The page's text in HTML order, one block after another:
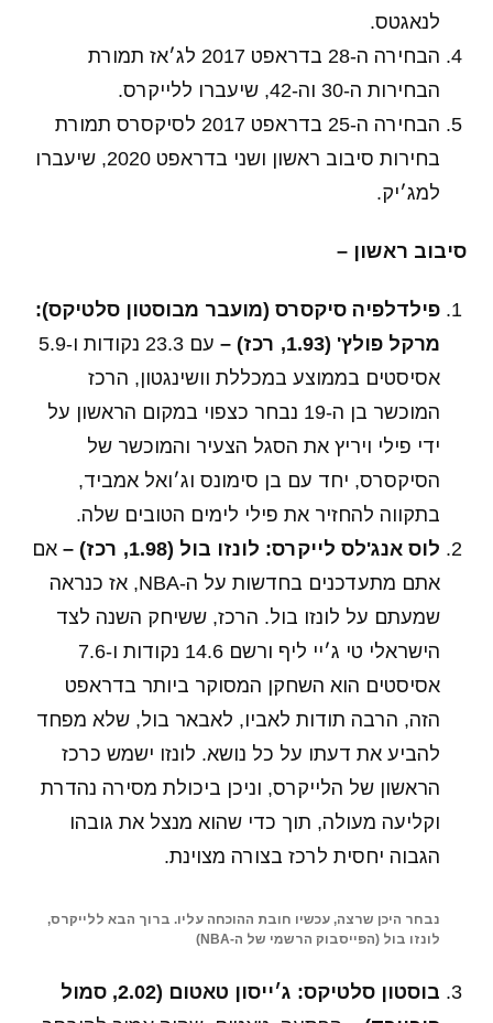
לנאגטס.
הבחירה ה-28 בדראפט 2017 לג׳אז תמורת
הבחירות ה-30 וה-42, שיעברו ללייקרס.
הבחירה ה-25 בדראפט 2017 לסיקסרס תמורת
בחירות סיבוב ראשון ושני בדראפט 2020, שיעברו
למג׳יק.
סיבוב ראשון –
פילדלפיה סיקסרס (מועבר מבוסטון סלטיקס):
מרקל פולץ' (1.93, רכז) –
עם 23.3 נקודות ו-5.9
אסיסטים בממוצע במכללת וושינגטון, הרכז
המוכשר בן ה-19 נבחר כצפוי במקום הראשון על
ידי פילי ויריץ את הסגל הצעיר והמוכשר של
הסיקסרס, יחד עם בן סימונס וג׳ואל אמביד,
בתקווה להחזיר את פילי לימים הטובים שלה.
לוס אנג'לס לייקרס: לונזו בול (1.98, רכז) –
אם
אתם מתעדכנים בחדשות על ה-NBA, אז כנראה
שמעתם על לונזו בול. הרכז, ששיחק השנה לצד
הישראלי טי ג׳יי ליף ורשם 14.6 נקודות ו-7.6
אסיסטים הוא השחקן המסוקר ביותר בדראפט
הזה, הרבה תודות לאביו, לאבאר בול, שלא מפחד
להביע את דעתו על כל נושא. לונזו ישמש כרכז
הראשון של הלייקרס, וניכן ביכולת מסירה נהדרת
וקליעה מעולה, תוך כדי שהוא מנצל את גובהו
הגבוה יחסית לרכז בצורה מצוינת.
נבחר היכן שרצה, עכשיו חובת ההוכחה עליו. ברוך הבא ללייקרס,
לונזו בול (הפייסבוק הרשמי של ה-NBA)
בוסטון סלטיקס: ג׳ייסון טאטום (2.02, סמול